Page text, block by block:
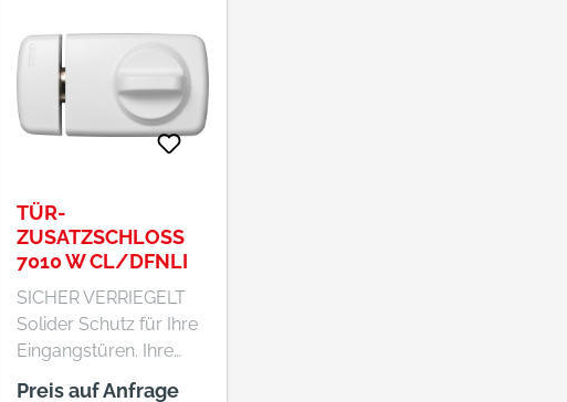
TÜR-
ZUSATZSCHLOSS
7010 W CL/DFNLI
SICHER VERRIEGELT
Solider Schutz für Ihre
Eingangstüren. Ihre
Eingangstür muss nicht
Preis auf Anfrage